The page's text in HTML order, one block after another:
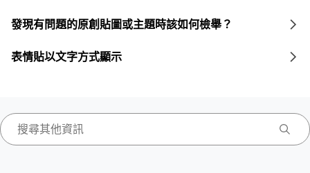
發現有問題的原創貼圖或主題時該如何檢舉？
表情貼以文字方式顯示